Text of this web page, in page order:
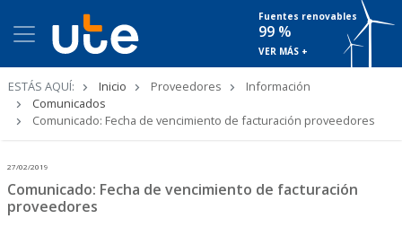
Fuentes renovables
99 %
VER MÁS +
ESTÁS AQUÍ: Inicio Proveedores
Información
Comunicados
Comunicado: Fecha de vencimiento de facturación proveedores
27/02/2019
Comunicado: Fecha de vencimiento de facturación
proveedores